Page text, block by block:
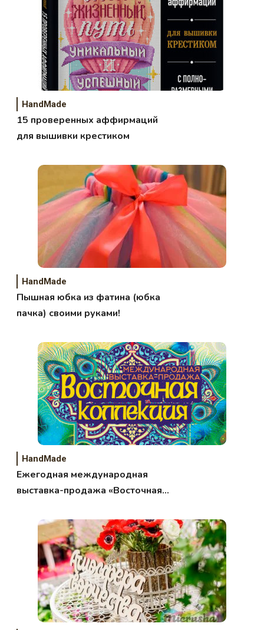
HandMade
15 проверенных аффирмаций
для вышивки крестиком
HandMade
Пышная юбка из фатина (юбка
пачка) своими руками!
HandMade
Ежегодная международная
выставка-продажа «Восточная